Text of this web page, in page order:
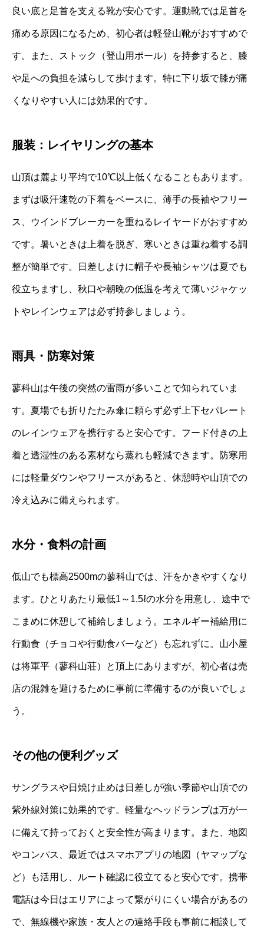
良い底と足首を支える靴が安心です。運動靴では足首を
痛める原因になるため、初心者は軽登山靴がおすすめで
す。また、ストック（登山用ポール）を持参すると、膝
や足への負担を減らして歩けます。特に下り坂で膝が痛
くなりやすい人には効果的です。
服装：レイヤリングの基本
山頂は麓より平均で10℃以上低くなることもあります。
まずは吸汗速乾の下着をベースに、薄手の長袖やフリー
ス、ウインドブレーカーを重ねるレイヤードがおすすめ
です。暑いときは上着を脱ぎ、寒いときは重ね着する調
整が簡単です。日差しよけに帽子や長袖シャツは夏でも
役立ちますし、秋口や朝晩の低温を考えて薄いジャケッ
トやレインウェアは必ず持参しましょう。
雨具・防寒対策
蓼科山は午後の突然の雷雨が多いことで知られていま
す。夏場でも折りたたみ傘に頼らず必ず上下セパレート
のレインウェアを携行すると安心です。フード付きの上
着と透湿性のある素材なら蒸れも軽減できます。防寒用
には軽量ダウンやフリースがあると、休憩時や山頂での
冷え込みに備えられます。
水分・食料の計画
低山でも標高2500mの蓼科山では、汗をかきやすくなり
ます。ひとりあたり最低1～1.5ℓの水分を用意し、途中で
こまめに休憩して補給しましょう。エネルギー補給用に
行動食（チョコや行動食バーなど）も忘れずに。山小屋
は将軍平（蓼科山荘）と頂上にありますが、初心者は売
店の混雑を避けるために事前に準備するのが良いでしょ
う。
その他の便利グッズ
サングラスや日焼け止めは日差しが強い季節や山頂での
紫外線対策に効果的です。軽量なヘッドランプは万が一
に備えて持っておくと安全性が高まります。また、地図
やコンパス、最近ではスマホアプリの地図（ヤマップな
ど）も活用し、ルート確認に役立てると安心です。携帯
電話は今日はエリアによって繋がりにくい場合があるの
で、無線機や家族・友人との連絡手段も事前に相談して